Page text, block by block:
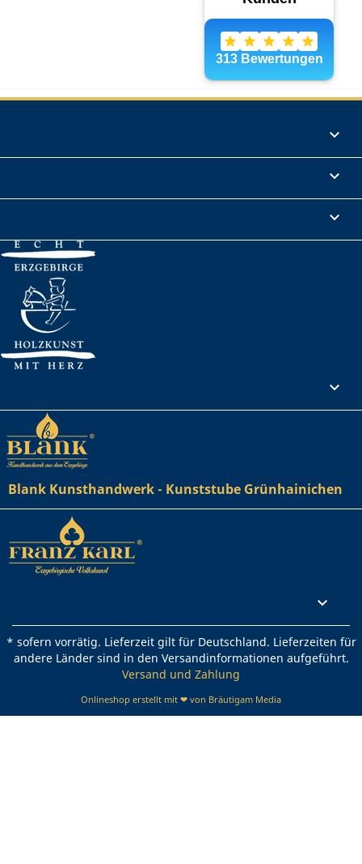




Blank Kunsthandwerk - Kunststube Grünhainichen

* sofern vorrätig. Lieferzeit gilt für Deutschland. Lieferzeiten für
andere Länder sind in den Versandinformationen aufgeführt.
Versand und Zahlung
Onlineshop erstellt mit ❤ von Bräutigam Media